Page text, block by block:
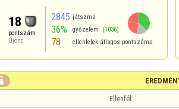
18
pontszám
Újonc
2845 játszma
36% győzelem (1036)
78 ellenfelek átlagos pontszáma
Ellenfél